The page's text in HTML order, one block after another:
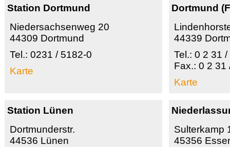
Station Dortmund
Niedersachsenweg 20
44309 Dortmund
Tel.: 0231 / 5182-0
Karte
Dortmund
44339
Tel.: 0 2 31
Fax.: 0 2 31
Karte
Station Lünen
Dortmunderstr.
44536 Lünen
Sulterkamp
45356